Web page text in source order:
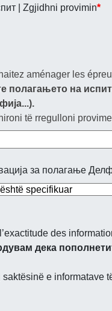
| Zgjidhni provimin*
aménager les
полагањето на
të rregulloni
за полагање
des
дека
e